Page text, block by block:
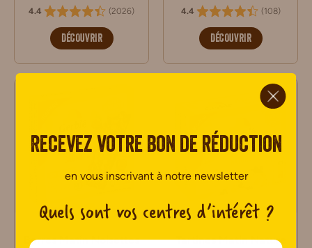
4.4 (2026)
DÉCOUVRIR
4.4 (108)
DÉCOUVRIR
Matin
Barres Matin Noisettes
Matin
Tartines Matin Nature
Recevez votre bon de réduction
en vous inscrivant à notre newsletter
Quels sont vos centres d’intérêt ?